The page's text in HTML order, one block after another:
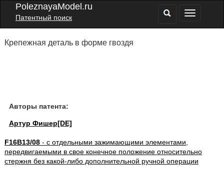
PoleznayaModel.ru
Патентный поиск
Крепежная деталь в форме гвоздя
Авторы патента:
Артур Фишер[DE]
F16B13/08- с отдельными зажимающими элементами,
передвигаемыми в свое конечное положение относительно
стержня без какой-либо дополнительной ручной операции